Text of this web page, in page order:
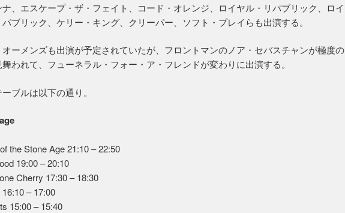
、エスケープ・ザ・フェイト、コード・オレンジ、ロイヤル・リパブリック、ロイ
ブリック、ケリー・キング、クリーパー、ソフト・プレイらも出演する。
ーメンズも出演が予定されていたが、フロントマンのノア・セバスチャンが極度の
われて、フューネラル・フォー・ア・フレンドが変わりに出演する。
ブルは以下の通り。
the Stone Age 21:10 – 22:50
19:00 – 20:10
Cherry 17:30 – 18:30
– 17:00
15:00 – 15:40